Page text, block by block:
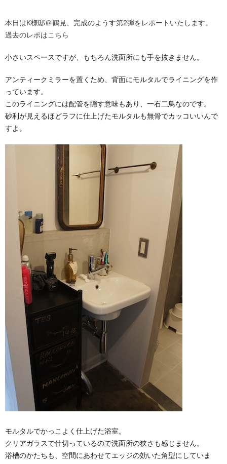
本日はK様邸＠鶴見、完成のようす第2弾をレポートいたします。
過去のレポはこちら
小さいスペースですが、もちろん洗面所にも手を抜きません。
アンティークミラーを置くため、背面にモルタルでライニングを作
っています。
このライニングには配管を隠す意味もあり、一石二鳥なのです。
砂利が見えるほどラフに仕上げたモルタルも無骨でカッコいいんで
すよ。
モルタルでかっこよく仕上げた浴室。
クリアガラスで仕切っているので洗面所の狭さも感じません。
浴槽のかたちも、空間にあわせてエッジの効いた角型にしていま